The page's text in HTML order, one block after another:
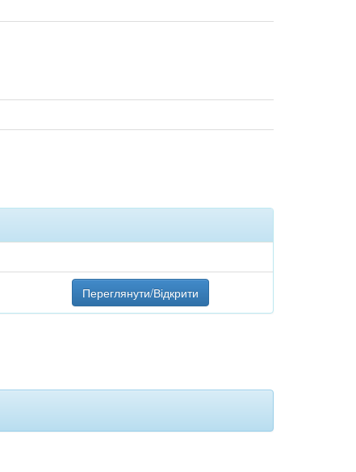
Переглянути/Відкрити